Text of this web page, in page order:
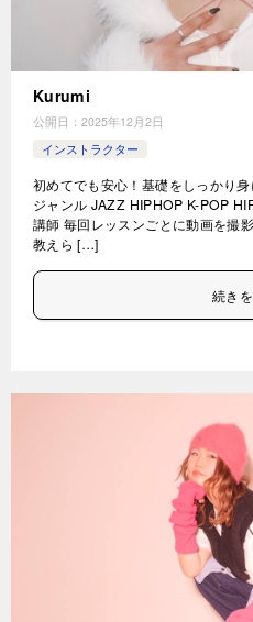
Kurumi
公開日： 2025年12月2日
インストラクター
初めてでも安心！基礎をしっかり
ジャンル JAZZ HIPHOP K-POP
講師 毎回レッスンごとに動画を撮
教えら […]
続き